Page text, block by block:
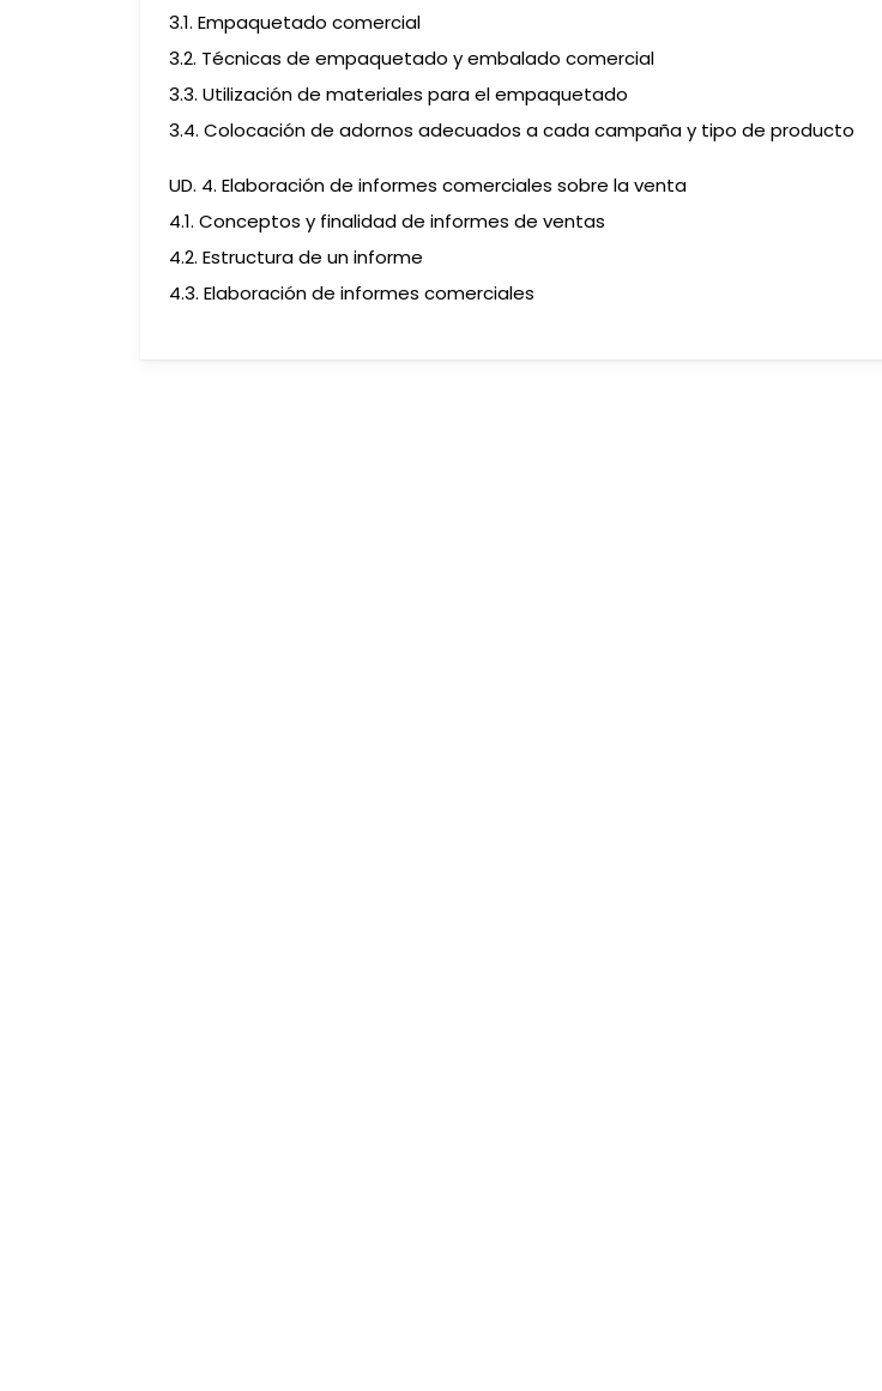
3.1. Empaquetado comercial
3.2. Técnicas de empaquetado y embalado comercial
3.3. Utilización de materiales para el empaquetado
3.4. Colocación de adornos adecuados a cada campaña y tipo de producto
UD. 4. Elaboración de informes comerciales sobre la venta
4.1. Conceptos y finalidad de informes de ventas
4.2. Estructura de un informe
4.3. Elaboración de informes comerciales